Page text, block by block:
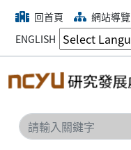
回首頁 網站導覽
ENGLISH